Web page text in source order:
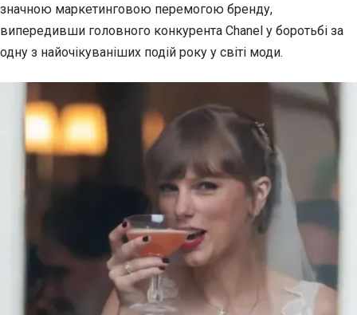
значною маркетинговою перемогою бренду,
випередивши головного конкурента Chanel у боротьбі за
одну з найочікуваніших подій року у світі моди.